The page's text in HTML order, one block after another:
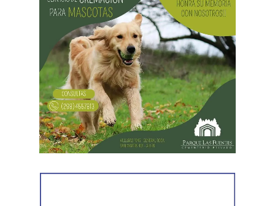
Como parte de la agenda oficial, la comitiva provincial
mantiene reuniones con organismos internacionales y
agencias de Estados Unidos para fortalecer vínculos que
permitan impulsar inversiones y acceder a nuevas
herramientas de financiamiento para el crecimiento de
Río Negro.
La agenda de trabajo comenzó con un encuentro en la
Embajada Argentina en Estados Unidos, donde la
comitiva se reunió con el equipo de consejeros que
evaluación clínica, el animal fue trasladado mediante
protocolos de manejo seguro y liberado en un ambiente
adecuado para su descanso.